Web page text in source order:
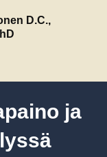
D.C.,
ja